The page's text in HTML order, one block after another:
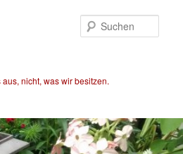
nicht, was wir besitzen.